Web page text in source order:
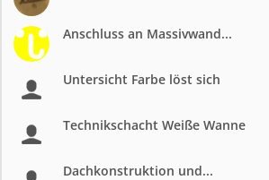
Anschluss an Massivwand...
Untersicht Farbe löst sich
Technikschacht Weiße Wanne
Dachkonstruktion und...